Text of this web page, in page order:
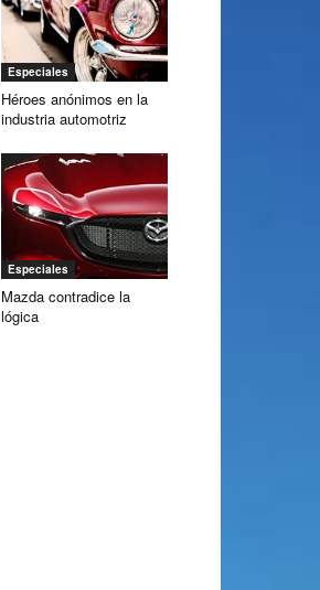
Especiales
Héroes anónimos en la
industria automotriz
Especiales
Mazda contradice la
lógica